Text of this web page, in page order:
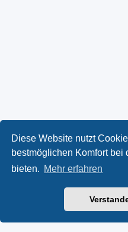
Diese Website nutzt
bestmöglichen Komfort bei
bieten. Mehr erfahren